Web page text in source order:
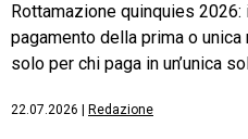
Rottamazione quinquies
pagamento della prima o
solo per chi paga in un’unica
22.07.2026 Redazione